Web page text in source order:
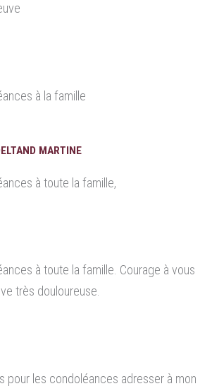
à la famille
MARTINE
à toute la famille,
à toute la famille. Courage à vous
très douloureuse.
pour les condoléances adresser à mon